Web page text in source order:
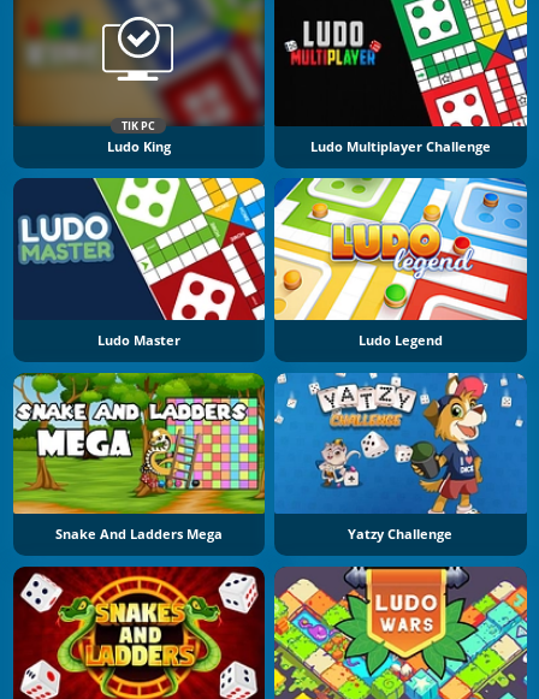
TIK PC
Ludo King Ludo Multiplayer Challenge
Ludo Master Ludo Legend
Snake And Ladders Mega Yatzy Challenge